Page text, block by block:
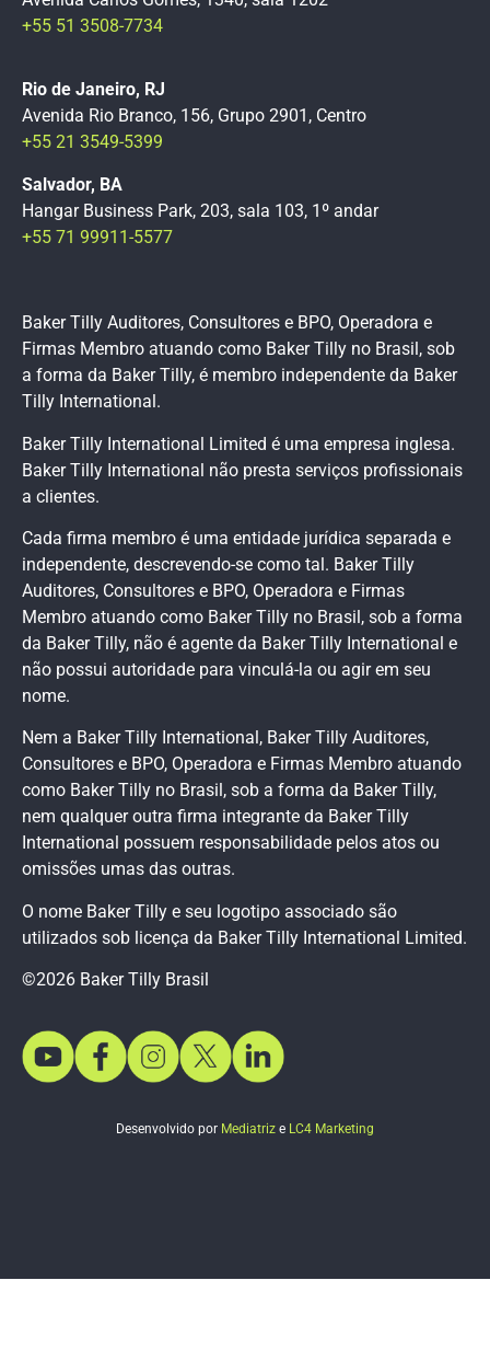
+55 51 3508-7734
Rio de Janeiro, RJ
Avenida Rio Branco, 156, Grupo 2901, Centro
+55 21 3549-5399
Salvador, BA
Hangar Business Park, 203, sala 103, 1º andar
+55 71 99911-5577
Baker Tilly Auditores, Consultores e BPO, Operadora e
Firmas Membro atuando como Baker Tilly no Brasil, sob
a forma da Baker Tilly, é membro independente da Baker
Tilly International.
Baker Tilly International Limited é uma empresa inglesa.
Baker Tilly International não presta serviços profissionais
a clientes.
Cada firma membro é uma entidade jurídica separada e
independente, descrevendo-se como tal. Baker Tilly
Auditores, Consultores e BPO, Operadora e Firmas
Membro atuando como Baker Tilly no Brasil, sob a forma
da Baker Tilly, não é agente da Baker Tilly International e
não possui autoridade para vinculá-la ou agir em seu
nome.
Nem a Baker Tilly International, Baker Tilly Auditores,
Consultores e BPO, Operadora e Firmas Membro atuando
como Baker Tilly no Brasil, sob a forma da Baker Tilly,
nem qualquer outra firma integrante da Baker Tilly
International possuem responsabilidade pelos atos ou
omissões umas das outras.
O nome Baker Tilly e seu logotipo associado são
utilizados sob licença da Baker Tilly International Limited.
©2026 Baker Tilly Brasil
Desenvolvido por Mediatriz e LC4 Marketing